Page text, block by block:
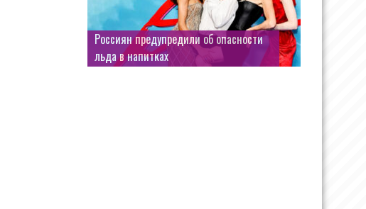
Россиян предупредили об опасности
льда в напитках